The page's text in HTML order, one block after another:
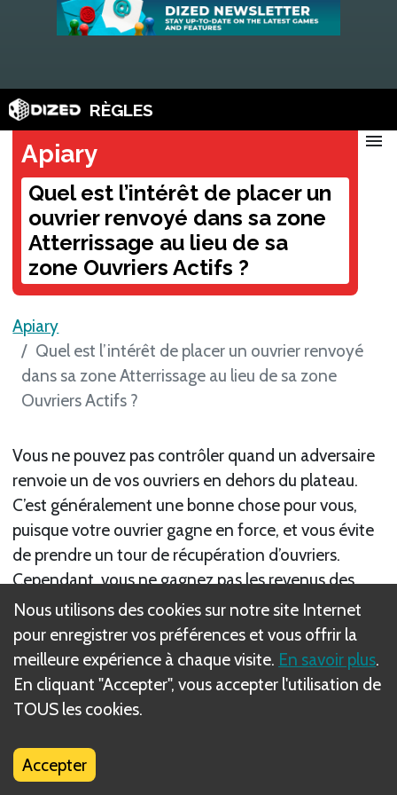
RÈGLES
Apiary
Quel est l’intérêt de placer un
ouvrier renvoyé dans sa zone
Atterrissage au lieu de sa
zone Ouvriers Actifs ?
menu
Apiary
Quel est l’intérêt de placer un ouvrier renvoyé
dans sa zone Atterrissage au lieu de sa zone
Ouvriers Actifs ?
Vous ne pouvez pas contrôler quand un adversaire
renvoie un de vos ouvriers en dehors du plateau.
C’est généralement une bonne chose pour vous,
puisque votre ouvrier gagne en force, et vous évite
de prendre un tour de récupération d’ouvriers.
Cependant, vous ne gagnez pas les revenus des
Fermes quand vos ouvriers sont renvoyés ; vous ne
les gagnez que quand vous prenez un tour de
récupération d’ouvriers (et seulement 1 ferme par
ouvrier récupéré). La zone Atterrissage vous sert à
garder les ouvriers renvoyés pour quand vous avez
tour de récupération d’ouvriers.
Nous utilisons des cookies sur notre site Internet
pour enregistrer vos préférences et vous offrir la
meilleure expérience à chaque visite. En savoir plus.
En cliquant "Accepter", vous accepter l'utilisation de
TOUS les cookies.
Accepter